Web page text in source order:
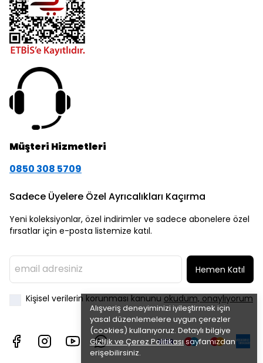
Alışveriş deneyiminizi iyileştirmek için
yasal düzenlemelere uygun çerezler
(cookies) kullanıyoruz. Detaylı bilgiye
Gizlilik ve Çerez Politikasısayfamızdan
erişebilirsiniz.
Müşteri Hizmetleri
0850 308 5709
Sadece Üyelere Özel Ayrıcalıkları Kaçırma
Yeni koleksiyonlar, özel indirimler ve sadece abonelere özel
fırsatlar için e-posta listemize katıl.
Hemen Katıl
Kişisel verilerin korunması kanunu okudum, onaylıyorum